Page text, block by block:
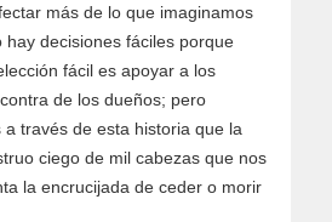
más de lo que imaginamos
hay decisiones fáciles porque
fácil es apoyar a los
de los dueños; pero
través de esta historia que la
ciego de mil cabezas que nos
la encrucijada de ceder o morir